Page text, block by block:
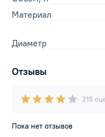
Материал
Диаметр
Отзывы
215
Пока нет отзывов